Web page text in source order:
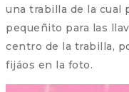
una trabilla de la cual
pequeñito para las
centro de la trabilla,
fijáos en la foto.